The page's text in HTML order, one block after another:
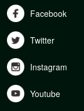
Facebook
Twitter
Instagram
Youtube